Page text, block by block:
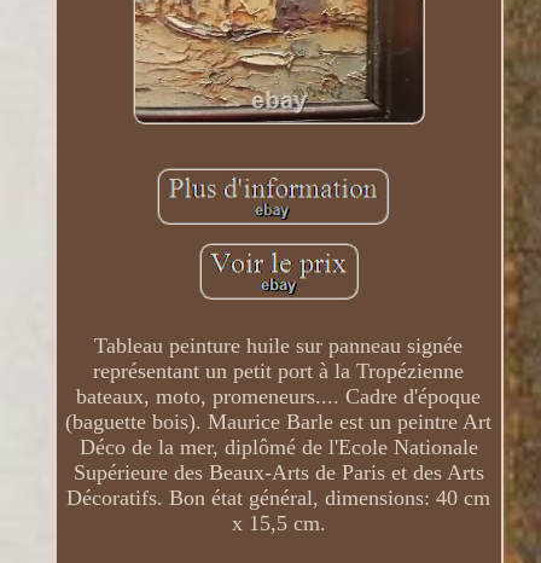
Tableau peinture huile sur panneau signée
représentant un petit port à la Tropézienne
bateaux, moto, promeneurs.... Cadre d'époque
(baguette bois). Maurice Barle est un peintre Art
Déco de la mer, diplômé de l'Ecole Nationale
Supérieure des Beaux-Arts de Paris et des Arts
Décoratifs. Bon état général, dimensions: 40 cm
x 15,5 cm.